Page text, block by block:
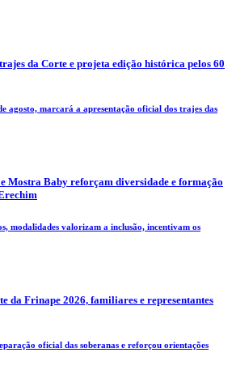
da Corte e projeta edição histórica pelos 60
agosto, marcará a apresentação oficial dos trajes das
Mostra Baby reforçam diversidade e formação
modalidades valorizam a inclusão, incentivam os
da Frinape 2026, familiares e representantes
oficial das soberanas e reforçou orientações